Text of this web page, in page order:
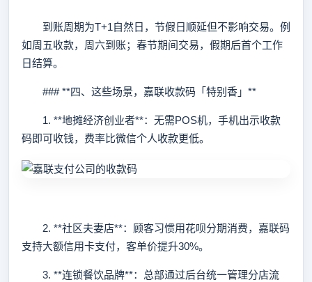
到账周期为T+1自然日，节假日顺延但不影响交易。例
如周五收款，周六到账；春节期间交易，假期后首个工作
日结算。
### **四、这些场景，嘉联收款码「特别香」**
1. **地摊经济创业者**：无需POS机，手机出示收款
码即可收钱，费率比微信个人收款更低。
2. **社区夫妻店**：顾客习惯用花呗分期消费，嘉联码
支持大额信用卡支付，客单价提升30%。
3. **连锁餐饮品牌**：总部通过后台统一管理分店流